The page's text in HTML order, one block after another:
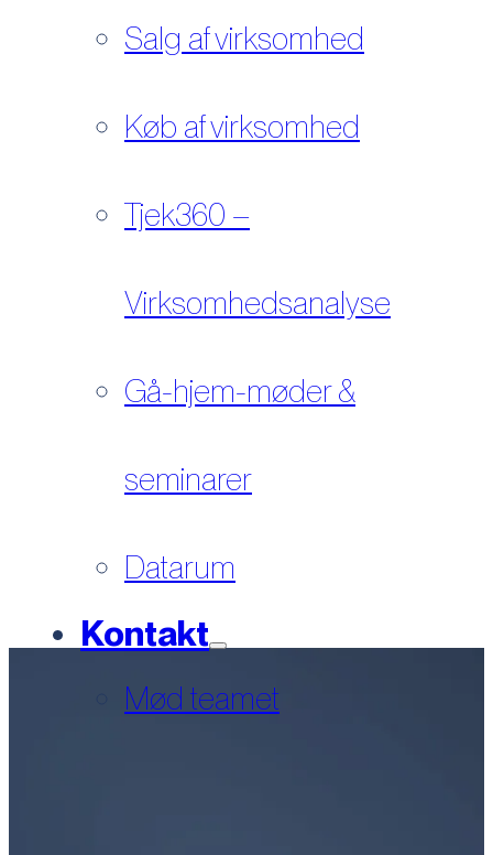
Salg af virksomhed
Køb af virksomhed
Tjek360 –
Virksomhedsanalyse
Gå-hjem-møder &
seminarer
Datarum
Kontakt
Mød teamet